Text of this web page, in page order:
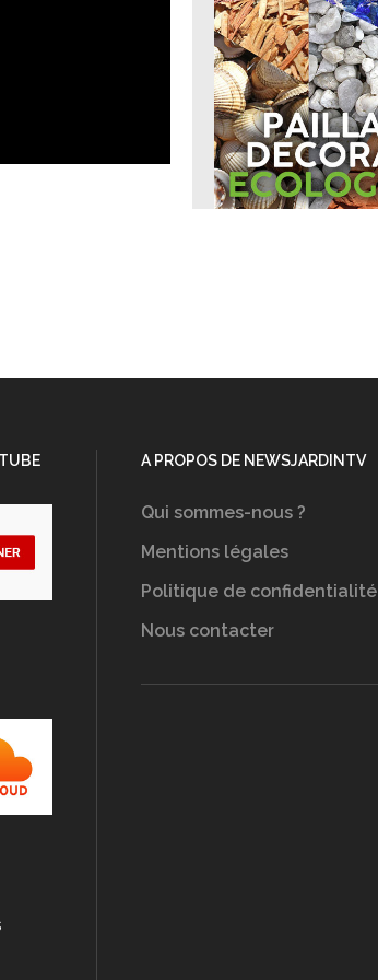
A PROPOS DE NEWSJARDINTV
Qui sommes-nous ?
Mentions légales
Politique de confidentialité
Nous contacter